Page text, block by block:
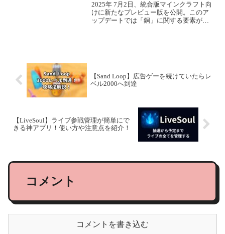
2025年 7月2日、統合版マインクラフト向
けに新たなプレビュー版を公開。このア
ップデートでは「銅」に関する要素が追
【Sand Loop】広告ゲーを続けていたらレ
ベル2000へ到達
【LiveSoul】ライブ参戦管理が簡単にで
きる神アプリ！使い方や注意点を紹介！
コメント
コメントを書き込む